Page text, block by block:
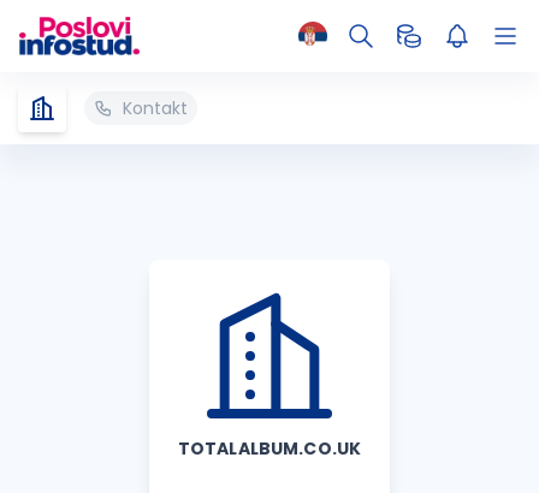
Kontakt
TOTALALBUM.CO.UK